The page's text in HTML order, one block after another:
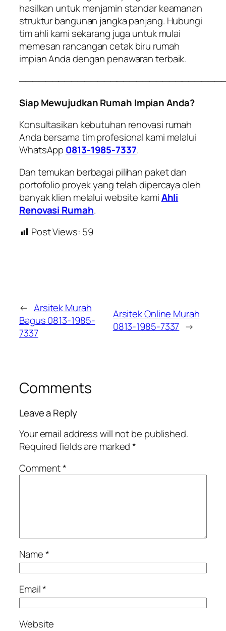
hasilkan untuk menjamin standar keamanan
struktur bangunan jangka panjang. Hubungi
tim ahli kami sekarang juga untuk mulai
memesan rancangan cetak biru rumah
impian Anda dengan penawaran terbaik.
Siap Mewujudkan Rumah Impian Anda?
Konsultasikan kebutuhan renovasi rumah
Anda bersama tim profesional kami melalui
WhatsApp 0813-1985-7337.
Dan temukan berbagai pilihan paket dan
portofolio proyek yang telah dipercaya oleh
banyak klien melalui website kamiAhli
Renovasi Rumah.
Post Views: 59
← Arsitek Murah
Bagus 0813-1985-
7337
Arsitek Online Murah
0813-1985-7337 →
Comments
Leave a Reply
Your email address will not be published.
Required fields are marked*
Comment*
Name*
Email*
Website